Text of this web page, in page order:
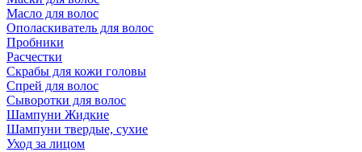
Масло для волос
Ополаскиватель для волос
Пробники
Расчестки
Скрабы для кожи головы
Спрей для волос
Сыворотки для волос
Шампуни Жидкие
Шампуни твердые, сухие
Уход за лицом